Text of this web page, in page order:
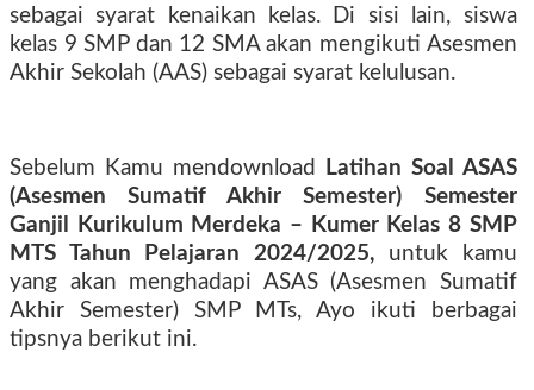
sebagai syarat kenaikan kelas. Di sisi lain, siswa
kelas 9 SMP dan 12 SMA akan mengikuti Asesmen
Akhir Sekolah (AAS) sebagai syarat kelulusan.
Sebelum Kamu mendownload
Latihan Soal ASAS
(Asesmen Sumatif Akhir Semester) Semester
Ganjil Kurikulum Merdeka – Kumer Kelas 8 SMP
MTS Tahun Pelajaran 2024/2025, untuk kamu
yang akan menghadapi ASAS (Asesmen Sumatif
Akhir Semester) SMP MTs, Ayo ikuti berbagai
tipsnya berikut ini.